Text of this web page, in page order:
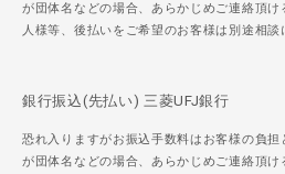
が団体名などの場合、あらかじめご連絡頂
人様等、後払いをご希望のお客様は別途相
銀行振込(先払い) 三菱UFJ銀行
恐れ入りますがお振込手数料はお客様の負
が団体名などの場合、あらかじめご連絡頂